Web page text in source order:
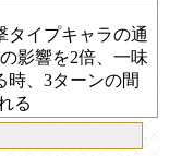
タイプキャラの通
影響を2倍、一味
時、3ターンの間
る